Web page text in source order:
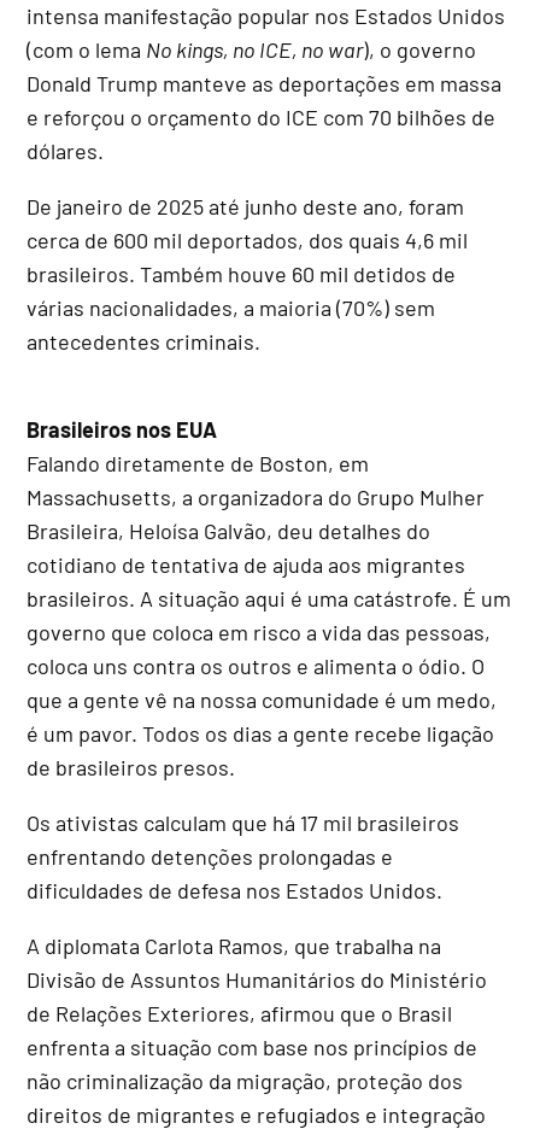
intensa manifestação popular nos Estados Unidos
(com o lema No kings, no ICE, no war), o governo
Donald Trump manteve as deportações em massa
e reforçou o orçamento do ICE com 70 bilhões de
dólares.
De janeiro de 2025 até junho deste ano, foram
cerca de 600 mil deportados, dos quais 4,6 mil
brasileiros. Também houve 60 mil detidos de
várias nacionalidades, a maioria (70%) sem
antecedentes criminais.
Brasileiros nos EUA
Falando diretamente de Boston, em
Massachusetts, a organizadora do Grupo Mulher
Brasileira, Heloísa Galvão, deu detalhes do
cotidiano de tentativa de ajuda aos migrantes
brasileiros. A situação aqui é uma catástrofe. É um
governo que coloca em risco a vida das pessoas,
coloca uns contra os outros e alimenta o ódio. O
que a gente vê na nossa comunidade é um medo,
é um pavor. Todos os dias a gente recebe ligação
de brasileiros presos.
Os ativistas calculam que há 17 mil brasileiros
enfrentando detenções prolongadas e
dificuldades de defesa nos Estados Unidos.
A diplomata Carlota Ramos, que trabalha na
Divisão de Assuntos Humanitários do Ministério
de Relações Exteriores, afirmou que o Brasil
enfrenta a situação com base nos princípios de
não criminalização da migração, proteção dos
direitos de migrantes e refugiados e integração